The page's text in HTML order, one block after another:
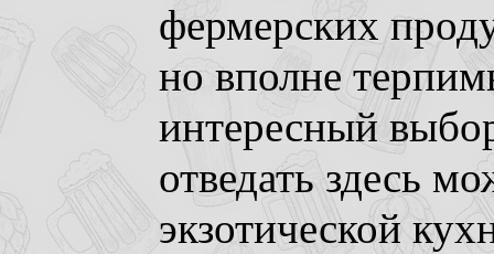
фермерских
но вполне
интересный
отведать здесь
экзотической